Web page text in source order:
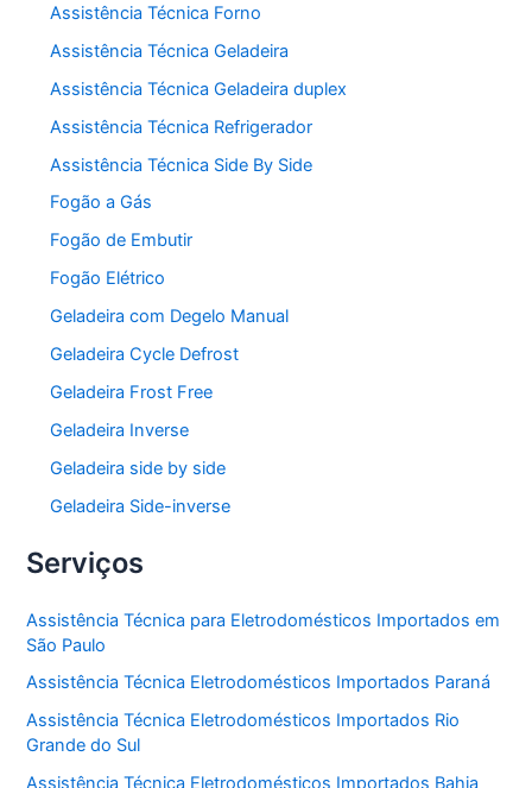
Assistência Técnica Forno
Assistência Técnica Geladeira
Assistência Técnica Geladeira duplex
Assistência Técnica Refrigerador
Assistência Técnica Side By Side
Fogão a Gás
Fogão de Embutir
Fogão Elétrico
Geladeira com Degelo Manual
Geladeira Cycle Defrost
Geladeira Frost Free
Geladeira Inverse
Geladeira side by side
Geladeira Side-inverse
Serviços
Assistência Técnica para Eletrodomésticos Importados em
São Paulo
Assistência Técnica Eletrodomésticos Importados Paraná
Assistência Técnica Eletrodomésticos Importados Rio
Grande do Sul
Assistência Técnica Eletrodomésticos Importados Bahia